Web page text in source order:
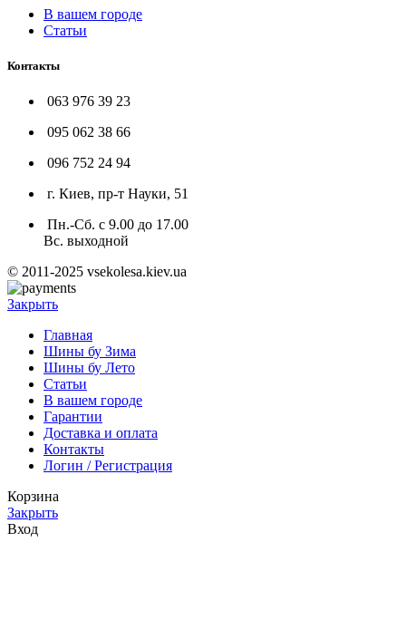
В вашем городе
Статьи
Контакты
063 976 39 23
095 062 38 66
096 752 24 94
г. Киев, пр-т Науки, 51
Пн.-Сб. с 9.00 до 17.00
Вс. выходной
© 2011-2025 vsekolesa.kiev.ua
Закрыть
Главная
Шины бу Зима
Шины бу Лето
Статьи
В вашем городе
Гарантии
Доставка и оплата
Контакты
Логин / Регистрация
Корзина
Закрыть
Вход